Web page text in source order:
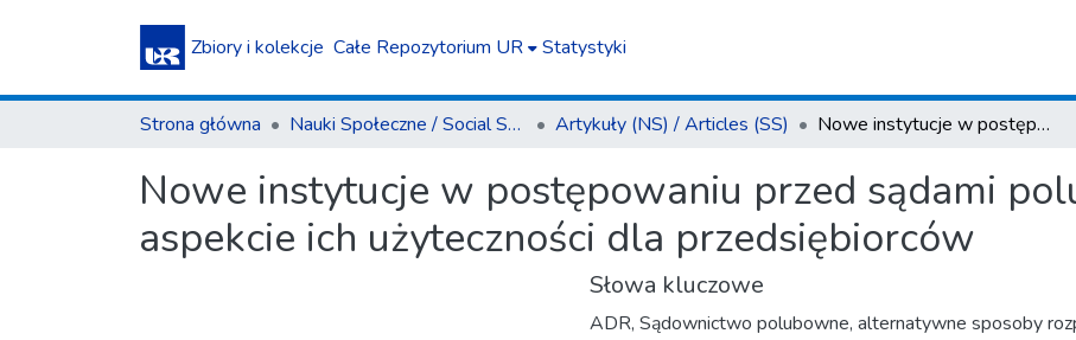
Zbiory i kolekcje Całe Repozytorium UR Statystyki
Strona główna Nauki Społeczne / Social Sciences Artykuły (NS) / Articles (SS) Nowe instytucje w postępowaniu przed sądami polubownymi w aspekcie ich użyteczności dla przedsiębiorców
Nowe instytucje w postępowaniu przed sądami
aspekcie ich użyteczności dla przedsiębiorców
Słowa kluczowe
ADR, Sądownictwo polubowne, alternatywne sposoby